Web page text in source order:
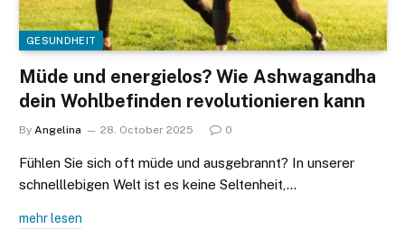
GESUNDHEIT
Müde und energielos? Wie Ashwagandha
dein Wohlbefinden revolutionieren kann
By Angelina 28. October 2025 0
Fühlen Sie sich oft müde und ausgebrannt? In unserer
schnelllebigen Welt ist es keine Seltenheit,…
mehr lesen